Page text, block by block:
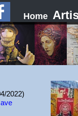
Home
2022)